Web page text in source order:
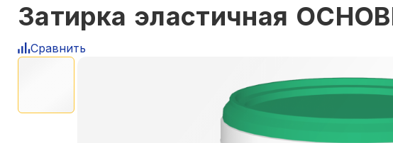
Затирка эластичная
Сравнить